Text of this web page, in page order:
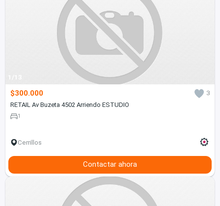
1/13
$300.000
3
RETAIL Av Buzeta 4502 Arriendo ESTUDIO
1
Cerrillos
Contactar ahora